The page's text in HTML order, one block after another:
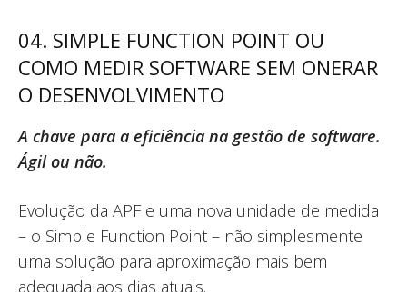
04. SIMPLE FUNCTION POINT OU
COMO MEDIR SOFTWARE SEM ONERAR
O DESENVOLVIMENTO
A chave para a eficiência na gestão de software.
Ágil ou não.
Evolução da APF e uma nova unidade de medida
– o Simple Function Point – não simplesmente
uma solução para aproximação mais bem
adequada aos dias atuais.